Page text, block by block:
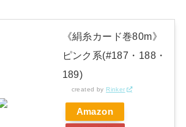
《絹糸カード巻80m》
ピンク系(#187・188・
189)
created by Rinker
Amazon